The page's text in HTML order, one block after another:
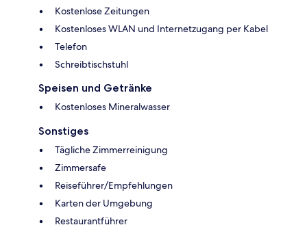
Kostenlose Zeitungen
Kostenloses WLAN und Internetzugang per Kabel
Telefon
Schreibtischstuhl
Speisen und Getränke
Kostenloses Mineralwasser
Sonstiges
Tägliche Zimmerreinigung
Zimmersafe
Reiseführer/Empfehlungen
Karten der Umgebung
Restaurantführer